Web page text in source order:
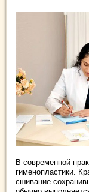
В современной
гименопластики.
сшивание